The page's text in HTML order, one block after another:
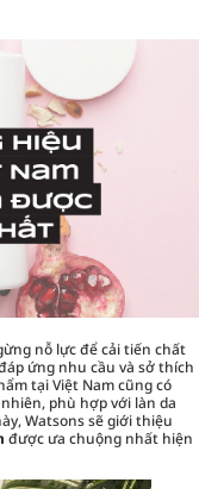
nỗ lực để cải tiến chất
ứng nhu cầu và sở thích
tại Việt Nam cũng có
phù hợp với làn da
Watsonssẽ giới thiệu
được ưa chuộng nhất hiện